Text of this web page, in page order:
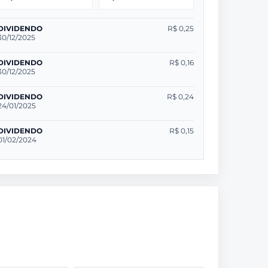
12/2025
R$ 0,25
12/2025
R$ 0,16
01/2025
R$ 0,24
02/2024
R$ 0,15